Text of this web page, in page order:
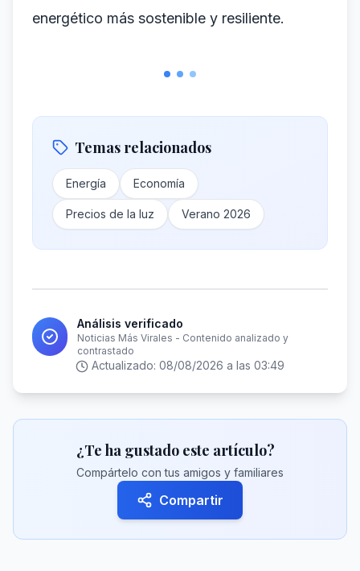
energético más sostenible y resiliente.
Temas relacionados
Energía Economía
Precios de la luz Verano 2026
Análisis verificado
Noticias Más Virales - Contenido analizado y
contrastado
Actualizado: 08/08/2026 a las 03:49
¿Te ha gustado este artículo?
Compártelo con tus amigos y familiares
Compartir